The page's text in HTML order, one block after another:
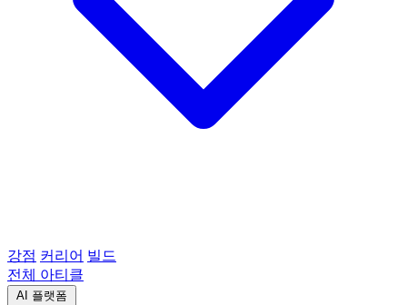
강점 커리어 빌드
전체 아티클
AI 플랫폼